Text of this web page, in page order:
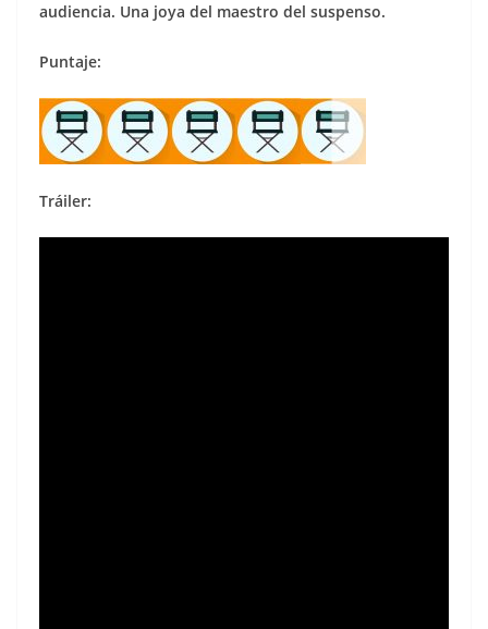
audiencia. Una joya del maestro del suspenso.
Puntaje:
Tráiler: